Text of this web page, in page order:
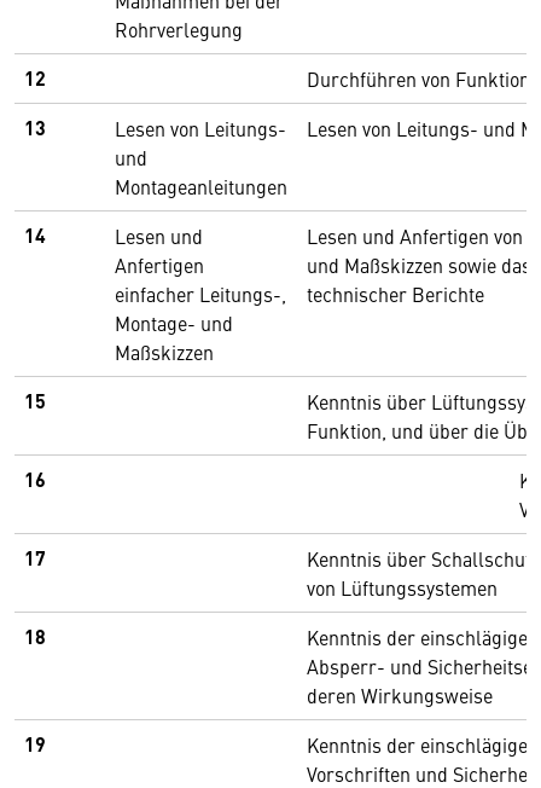
Rohrverlegung
12 Durchführen von
13
Lesen von Leitungs-
und
Montageanleitungen
Lesen von Leitungs- und
14
Lesen und
Anfertigen
einfacher Leitungs-,
Montage- und
Maßskizzen
Lesen und Anfertigen von
und Maßskizzen sowie das
technischer Berichte
15
Kenntnis über
Funktion, und über die
16
17
Kenntnis über
von Lüftungssystemen
18
Kenntnis der
Absperr- und
deren Wirkungsweise
19
Kenntnis der
Vorschriften und